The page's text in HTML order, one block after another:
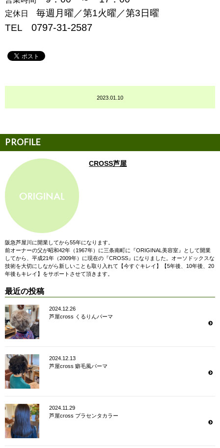
定休日 毎週月曜／第1火曜／第3日曜
TEL 0797-31-2587
2023.01.10
CROSS芦屋
阪急芦屋川に開業してから55年になります。
前オーナーの父が昭和42年（1967年）に三条南町に『ORIGINAL美容室』として開業
してから、平成21年（2009年）に現在の『CROSS』になりました。オーソドックスな
技術を大切にしながら新しいことも取り入れて【今すぐキレイ】【5年後、10年後、20
年後もキレイ】をサポートさせて頂きます。
最近の投稿
2024.12.26
芦屋cross くるりんパーマ
2024.12.13
芦屋cross 癖毛風パーマ
2024.11.29
芦屋cross プラセンタカラー